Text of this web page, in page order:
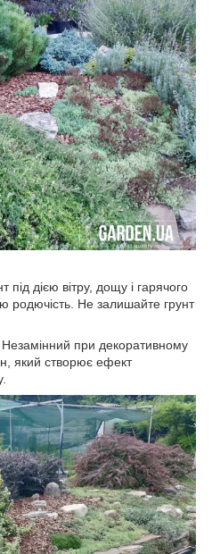
під дією вітру, дощу і гарячого
родючість. Не залишайте грунт
Незамінний при декоративному
який створює ефект